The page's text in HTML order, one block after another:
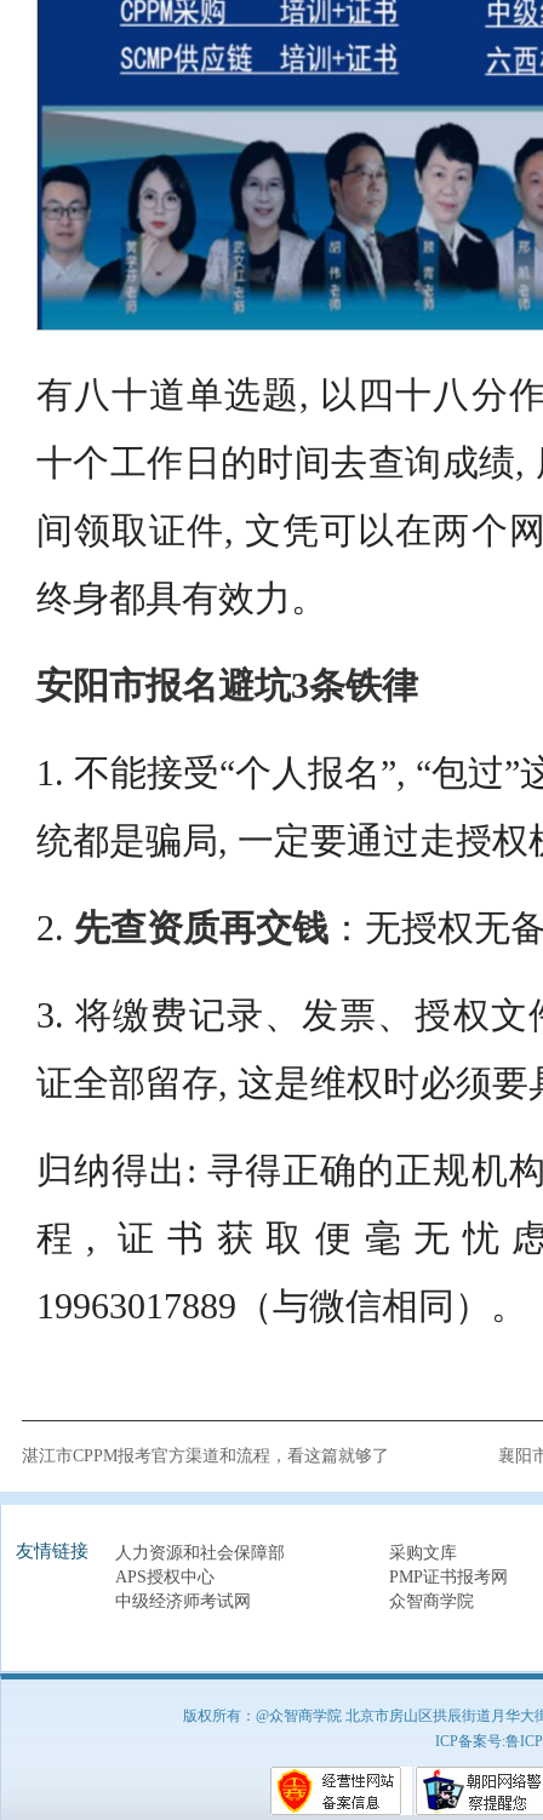
有八十道单选题, 以四十八分
十个工作日的时间去查询成绩,
间领取证件, 文凭可以在两个
终身都具有效力。
安阳市报名避坑3条铁律
1. 不能接受“个人报名”, “包过
统都是骗局, 一定要通过走授权
2. 先查资质再交钱 ：无授权无
3. 将缴费记录、发票、授权
证全部留存, 这是维权时必须要
归纳得出: 寻得正确的正规机
程, 证书获取便毫无忧
19963017889（与微信相同）。
湛江市CPPM报考官方渠道和流程，看这篇就够了 襄阳
友情链接 人力资源和社会保障部
采购文库
APS授权中心
PMP证书报考网
中级经济师考试网
众智商学院
版权所有：@众智商学院 北京市房山区拱辰街道月华
ICP备案号:鲁